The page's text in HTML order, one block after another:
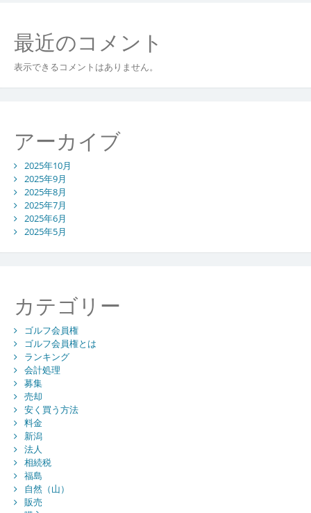
最近のコメント
表示できるコメントはありません。
アーカイブ
2025年10月
2025年9月
2025年8月
2025年7月
2025年6月
2025年5月
カテゴリー
ゴルフ会員権
ゴルフ会員権とは
ランキング
会計処理
募集
売却
安く買う方法
料金
新潟
法人
相続税
福島
自然（山）
販売